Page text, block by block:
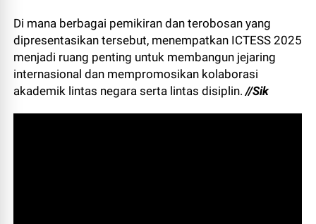
Di mana berbagai pemikiran dan terobosan yang
dipresentasikan tersebut, menempatkan ICTESS 2025
menjadi ruang penting untuk membangun jejaring
internasional dan mempromosikan kolaborasi
akademik lintas negara serta lintas disiplin.//Sik